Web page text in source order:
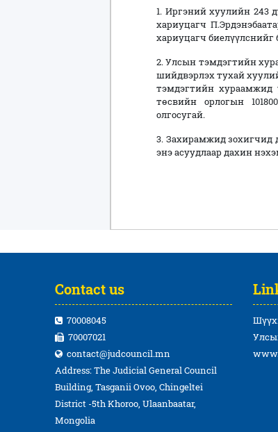
1. Иргэний хуулийн 243
хариуцагч
хариуцагч биелүүлснийг
2. Улсын тэмдэгтийн
шийдвэрлэх тухай
тэмдэгтийн хураамжид
төсвийн орлогын
олгосугай.
3. Захирамжид зохигчид
энэ асуудлаар дахин
Contact us
70008045
70007021
contact@judcouncil.mn
Address: The Judicial General Council
Building, Tasganii Ovoo, Chingeltei
District -5th Khoroo, Ulaanbaatar,
Mongolia